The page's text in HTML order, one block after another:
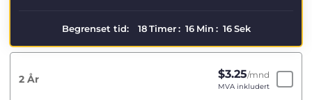
Begrenset tid: 18 Timer : 16 Min : 16 Sek
2 År $3.25/mnd
MVA inkludert